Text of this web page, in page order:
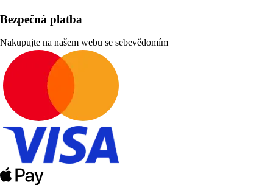
Bezpečná platba
Nakupujte na našem webu se sebevědomím